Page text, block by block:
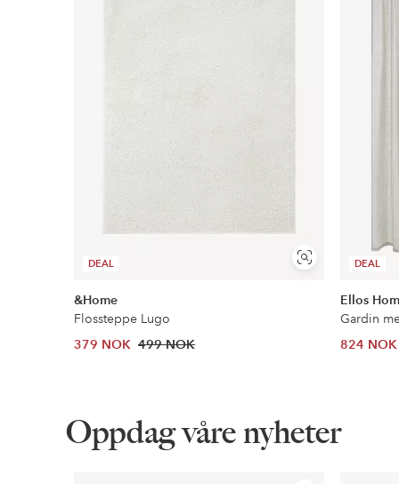
DEAL
Vis
lignende
&Home
Flossteppe Lugo
379 NOK 499 NOK
DEAL
Ellos
824 NOK
Oppdag våre nyheter